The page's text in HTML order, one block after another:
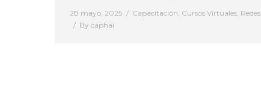
28 mayo, 2025 Capacitación, Cursos Virtuales, Redes
By caphai